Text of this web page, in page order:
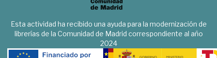
Esta actividad ha recibido una ayuda para la modernización de
librerías de la Comunidad de Madrid correspondiente al año
2024